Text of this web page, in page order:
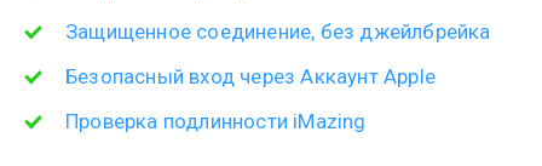
Защищенное соединение, без джейлбрейка
Безопасный вход через Аккаунт Apple
Проверка подлинности iMazing